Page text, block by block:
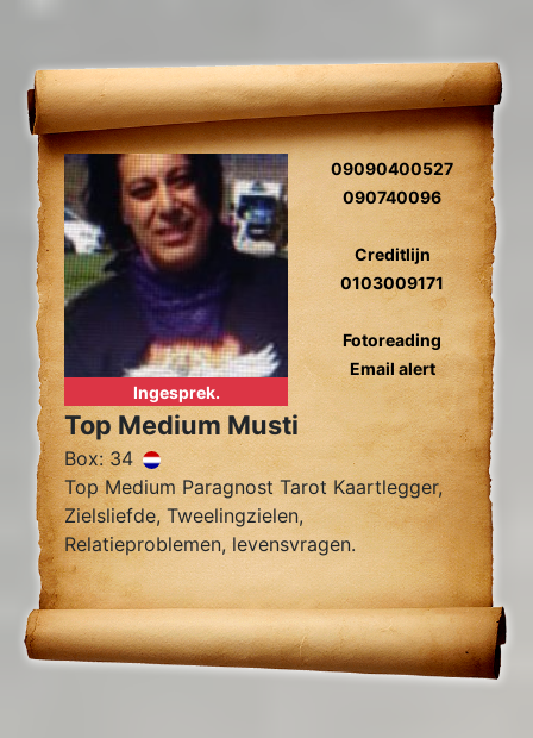
Ingesprek.
09090400527
090740096
Creditlijn
0103009171
Fotoreading
Email alert
Top Medium Musti
Box: 34
Top Medium Paragnost Tarot Kaartlegger,
Zielsliefde, Tweelingzielen,
Relatieproblemen, levensvragen.